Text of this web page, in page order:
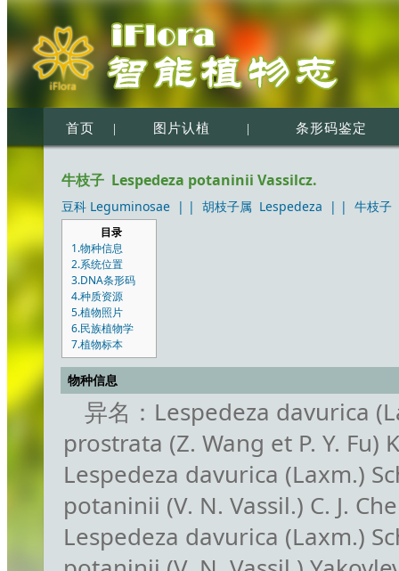
首页 | 图片认植 | 条形码鉴定
牛枝子 Lespedeza potaninii Vassilcz.
豆科 Leguminosae | | 胡枝子属 Lespedeza | | 牛枝子
目录
1.物种信息
2.系统位置
3.DNA条形码
4.种质资源
5.植物照片
6.民族植物学
7.植物标本
物种信息
异名：Lespedeza davurica
prostrata (Z. Wang et P. Y. Fu)
Lespedeza davurica (Laxm.)
potaninii (V. N. Vassil.) C. J.
Lespedeza davurica (Laxm.)